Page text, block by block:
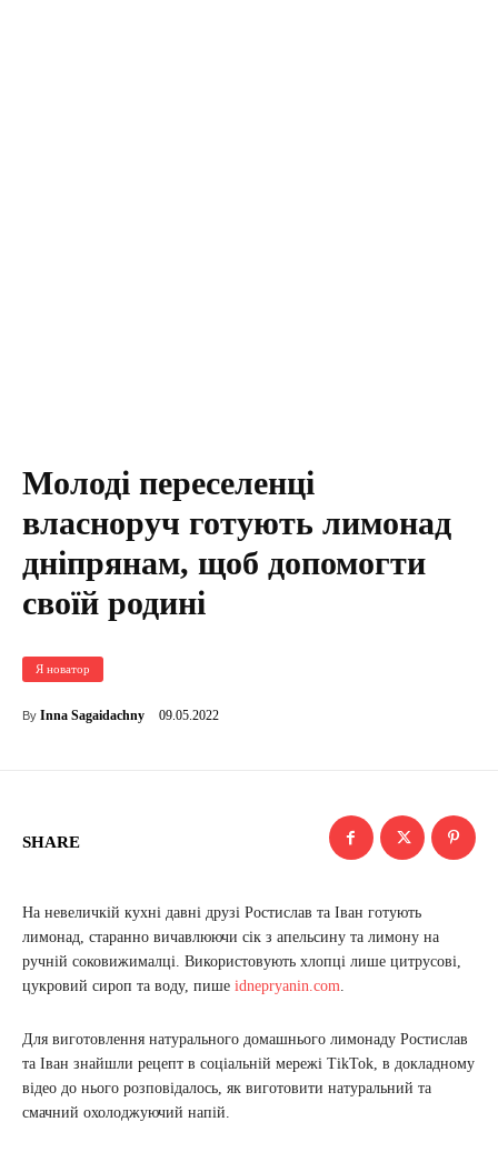
Молоді переселенці
власноруч готують лимонад
дніпрянам, щоб допомогти
своїй родині
Я новатор
By Inna Sagaidachny 09.05.2022
SHARE
На невеличкій кухні давні друзі Ростислав та Іван готують
лимонад, старанно вичавлюючи сік з апельсину та лимону на
ручній соковижималці. Використовують хлопці лише цитрусові,
цукровий сироп та воду, пише idnepryanin.com.
Для виготовлення натурального домашнього лимонаду Ростислав
та Іван знайшли рецепт в соціальній мережі TikTok, в докладному
відео до нього розповідалось, як виготовити натуральний та
смачний охолоджуючий напій.